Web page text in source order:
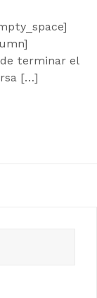
terminar el
[…]